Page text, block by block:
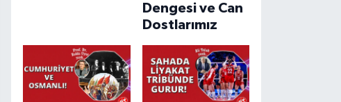
Dengesi ve Can
Dostlarımız